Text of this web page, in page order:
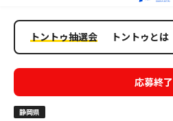
トントゥ抽選会 トントゥとは
応募終了
静岡県